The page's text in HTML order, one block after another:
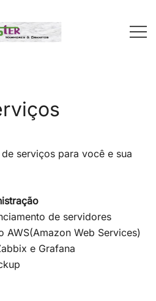
serviços para você e sua
de servidores
AWS(Amazon Web Services)
e Grafana